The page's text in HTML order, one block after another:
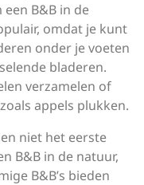
B&B in de
omdat je kunt
onder je voeten
bladeren.
verzamelen of
appels plukken.
niet het eerste
B&B in de natuur,
B&B’s bieden